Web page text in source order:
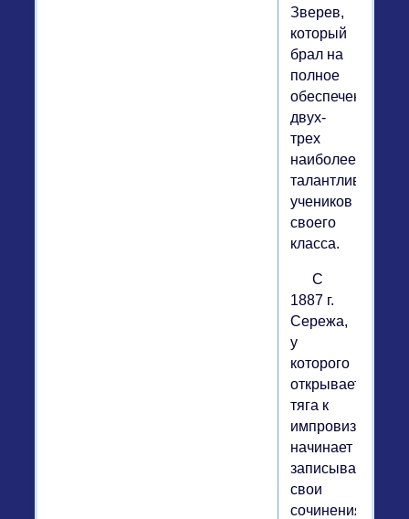
Зверев,
который
брал на
полное
обеспечение
двух-
трех
наиболее
талантливых
учеников
своего
класса.
С
1887 г.
Сережа,
у
которого
открывается
тяга к
импровизации,
начинает
записывать
свои
сочинения.